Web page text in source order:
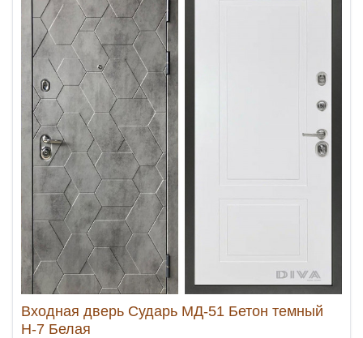
Входная дверь Сударь МД-51 Бетон темный
Н-7 Белая